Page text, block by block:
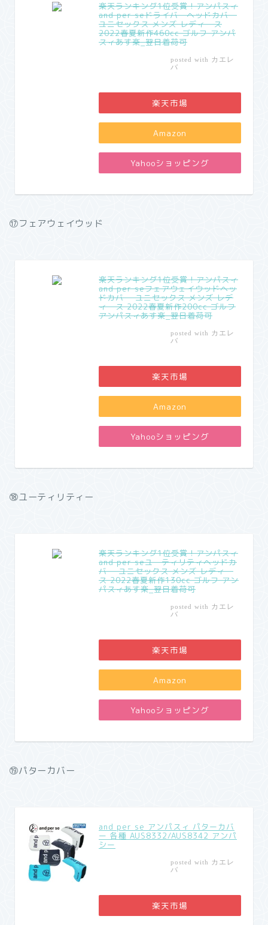
楽天ランキング1位受賞！アンパスィ
and per seドライバーヘッドカバー
ユニセックス メンズ レディース
2022春夏新作460cc ゴルフ アンパ
スィあす楽_翌日着荷可
posted with カエレ
バ
楽天市場
Amazon
Yahooショッピング
⑰フェアウェイウッド
楽天ランキング1位受賞！アンパスィ
and per seフェアウェイウッドヘッ
ドカバー ユニセックス メンズ レデ
ィース 2022春夏新作200cc ゴルフ
アンパスィあす楽_翌日着荷可
posted with カエレ
バ
楽天市場
Amazon
Yahooショッピング
⑱ユーティリティー
楽天ランキング1位受賞！アンパスィ
and per seユーティリティヘッドカ
バー ユニセックス メンズ レディー
ス 2022春夏新作130cc ゴルフ アン
パスィあす楽_翌日着荷可
posted with カエレ
バ
楽天市場
Amazon
Yahooショッピング
⑲パターカバー
and per se アンパスィ パターカバ
ー 各種 AUS8332/AUS8342 アンパ
シー
posted with カエレ
バ
楽天市場